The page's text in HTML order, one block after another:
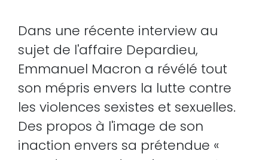
Dans une récente interview au
sujet de l'affaire Depardieu,
Emmanuel Macron a révélé tout
son mépris envers la lutte contre
les violences sexistes et sexuelles.
Des propos à l'image de son
inaction envers sa prétendue «